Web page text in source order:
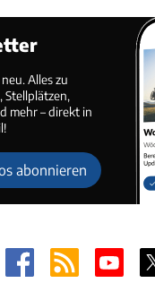
Alles zu
Stellplätzen,
mehr – direkt in
abonnieren